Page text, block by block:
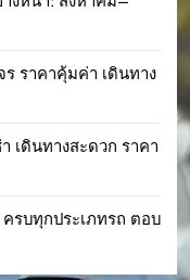
ร ราคาคุ้มค่า เดินทาง
เดินทางสะดวก ราคา
รบทุกประเภทรถ ตอบ